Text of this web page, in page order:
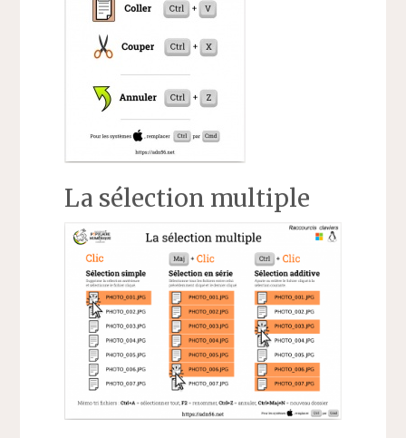
La sélection multiple